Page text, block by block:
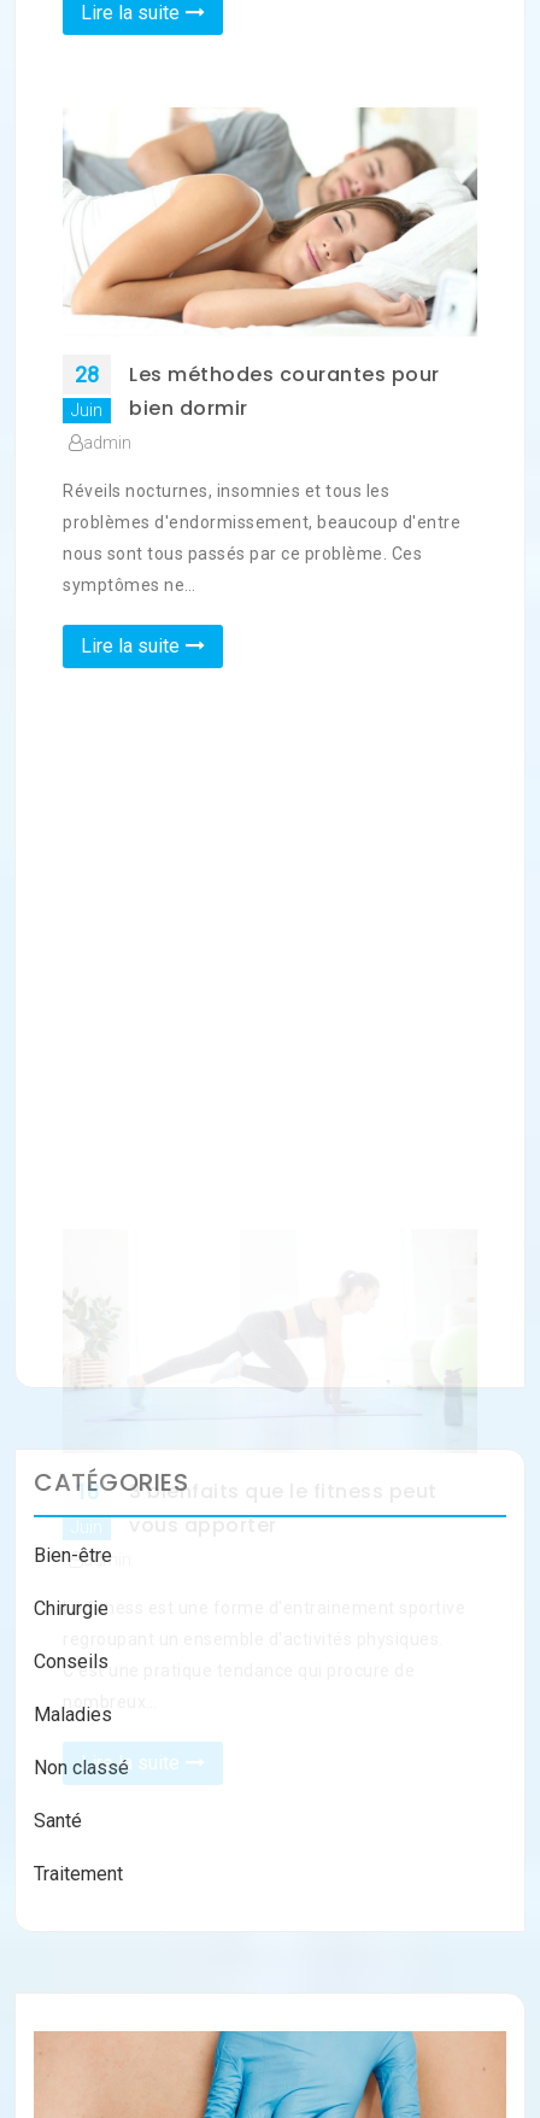
Lire la suite
28
Juin
Les méthodes courantes pour
bien dormir
admin
Réveils nocturnes, insomnies et tous les
problèmes d'endormissement, beaucoup d'entre
nous sont tous passés par ce problème. Ces
symptômes ne…
Lire la suite
CATÉGORIES
Bien-être
Chirurgie
Conseils
Maladies
Non classé
Santé
Traitement